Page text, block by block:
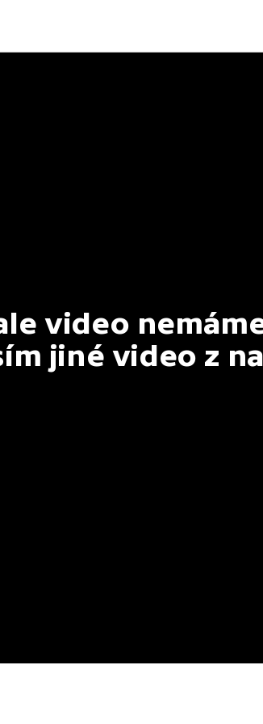
video
jiné video z